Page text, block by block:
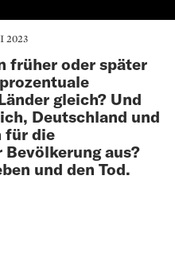
2023
früher oder später
gleich? Und
Deutschland und
für die
aus?
und den Tod.